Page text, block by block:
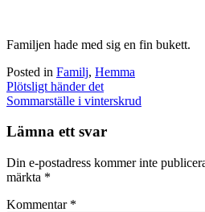
Familjen hade med sig en fin bukett.
Posted in Familj, Hemma
Post
navigation
Plötsligt händer det
Sommarställe i vinterskrud
Lämna ett svar
Din e-postadress kommer inte
märkta *
Kommentar *